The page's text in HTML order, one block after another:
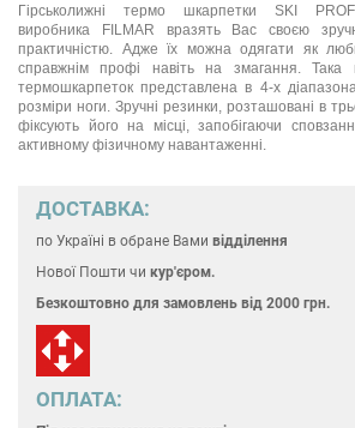
Гірськолижні термо шкарпетки SKI
виробника FILMAR вразять Вас своєю
практичністю. Адже їх можна одягати як
справжнім профі навіть на змагання. Така
термошкарпеток представлена в 4-х
розміри ноги. Зручні резинки, розташовані в
фіксують його на місці, запобігаючи
активному фізичному навантаженні.
ДОСТАВКА:
по Україні в обране Вами відділення
Нової Пошти чи кур'єром.
Безкоштовно для замовлень від 2000 грн.
ОПЛАТА: